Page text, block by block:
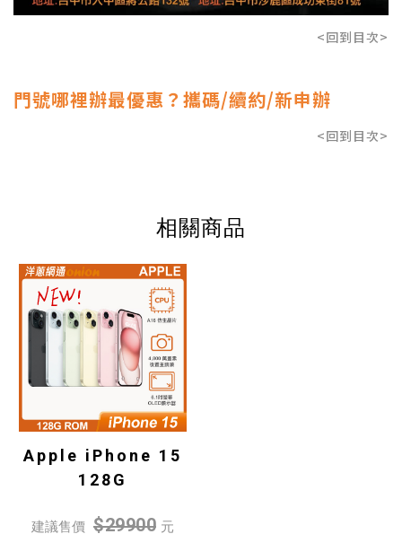
<回到目次>
門號哪裡辦最優惠？攜碼/續約/新申辦
<回到目次>
相關商品
Apple iPhone 15
128G
建議售價 $29900 元